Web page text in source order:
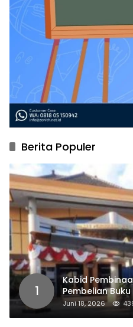
Berita Populer
1
Kabid
Pembelian
Dipaksakan
Juni 18, 2026